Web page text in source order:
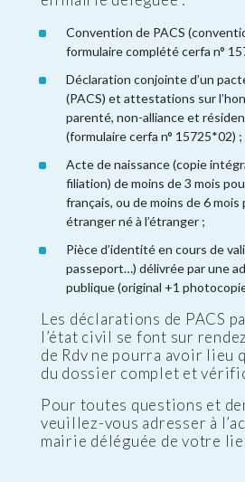
Convention de PACS
formulaire complété cerfa n°
Déclaration conjointe d’un
(PACS) et attestations sur
parenté, non-alliance et
(formulaire cerfa n° 15725*02) ;
Acte de naissance (copie
filiation) de moins de 3 mois
français, ou de moins de 6
étranger né à l’étranger ;
Pièce d’identité en cours de
passeport…) délivrée par une
publique (original +1
Les déclarations de PACS
l’état civil se font sur
de Rdv ne pourra avoir lieu
du dossier complet et
Pour toutes questions et
veuillez-vous adresser à
mairie déléguée de votre